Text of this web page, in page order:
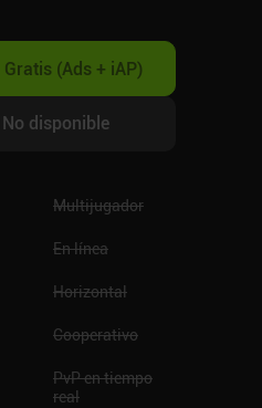
Gratis (Ads + iAP)
No disponible
Multijugador
En línea
Horizontal
Cooperativo
PvP en tiempo
real